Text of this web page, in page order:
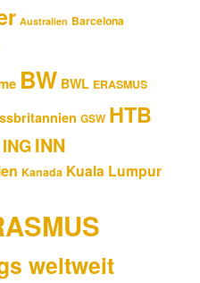
Australien Barcelona
BW BWL ERASMUS
GSW HTB
INGINN
Kanada Kuala Lumpur
weltweit